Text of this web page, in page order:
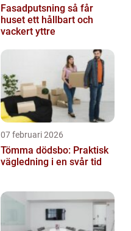
Fasadputsning så får
huset ett hållbart och
vackert yttre
07 februari 2026
Tömma dödsbo: Praktisk
vägledning i en svår tid